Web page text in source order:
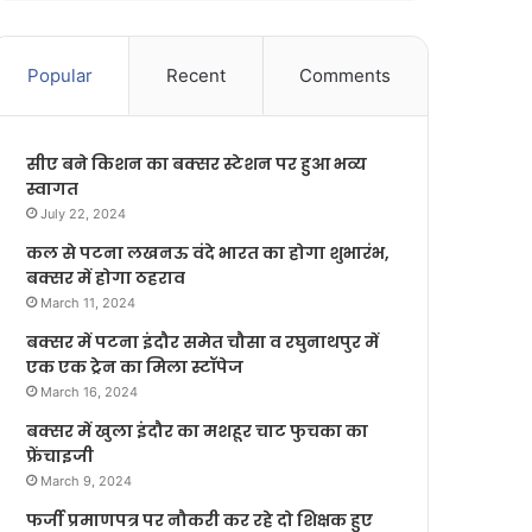
Popular Recent Comments
सीए बने किशन का बक्सर स्टेशन पर हुआ भव्य
स्वागत
July 22, 2024
कल से पटना लखनऊ वंदे भारत का होगा शुभारंभ,
बक्सर में होगा ठहराव
March 11, 2024
बक्सर में पटना इंदौर समेत चौसा व रघुनाथपुर में
एक एक ट्रेन का मिला स्टॉपेज
March 16, 2024
बक्सर में खुला इंदौर का मशहूर चाट फुचका का
फ्रेंचाइजी
March 9, 2024
फर्जी प्रमाणपत्र पर नौकरी कर रहे दो शिक्षक हुए